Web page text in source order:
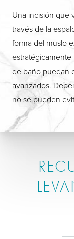
Una incisión que
través de la
forma del muslo
estratégicamente
de baño puedan
avanzados.
no se pueden